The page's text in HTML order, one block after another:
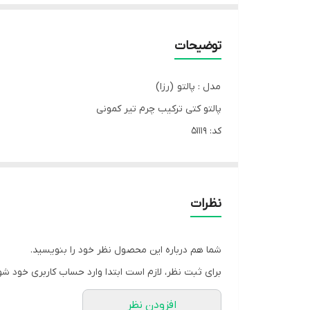
توضیحات
مدل : پالتو (رزا)
پالتو کتی ترکیب چرم تیر کمونی
کد: 51119
____
سایز یک مناسب : ۳۸و۴۰و۴۲
قد آستین: 60
نظرات
شما هم درباره این محصول نظر خود را بنویسید.
برای ثبت نظر، لازم است ابتدا وارد حساب کاربری خود
افزودن نظر